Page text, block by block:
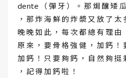
dente （ 彈 牙 ） 。 那 焗 釀 矮
， 那 炸 海 鮮 的 炸 漿 又 放 了 太
晚 晚 如 此 ， 每 次 都 總 有 理 由
原 來 ， 要 骨 格 強 健 ， 加 鈣 ！
加 鈣 ！ 只 要 夠 鈣 ， 自 然 夠 挺
， 記 得 加 鈣 啦 ！